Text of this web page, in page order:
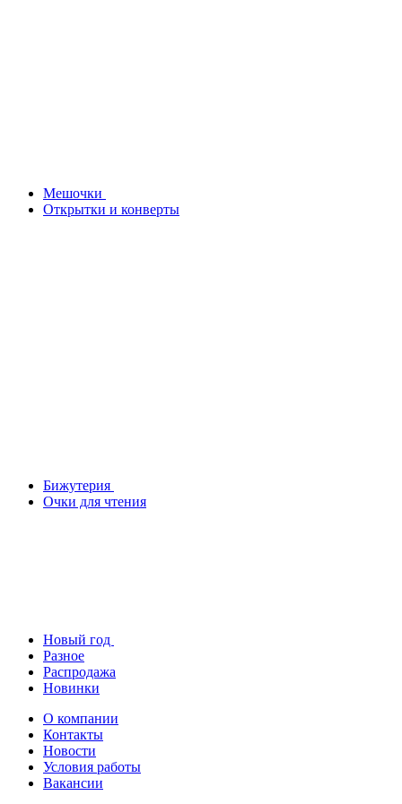
Мешочки
Открытки и конверты
Бижутерия
Очки для чтения
Новый год
Разное
Распродажа
Новинки
О компании
Контакты
Новости
Условия работы
Вакансии